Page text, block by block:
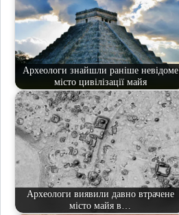
Археологи знайшли раніше невідоме
місто цивілізації майя
Археологи виявили давно втрачене
місто майя в…